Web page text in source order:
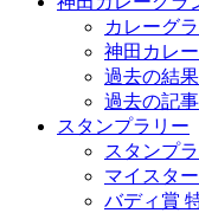
カレーグ
神田カレ
過去の結
過去の記事
スタンプラリー
スタンプ
マイスタ
バディ賞